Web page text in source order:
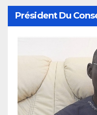
Président Du